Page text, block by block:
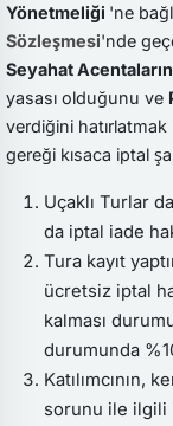
Yönetmeliği 'ne
Sözleşmesi'nde
Seyahat
yasası olduğunu ve
verdiğini hatırlatmak
gereği kısaca iptal
Uçaklı Turlar
da iptal iade
Tura kayıt
ücretsiz iptal
kalması
durumunda
Katılımcının,
sorunu ile ilgili